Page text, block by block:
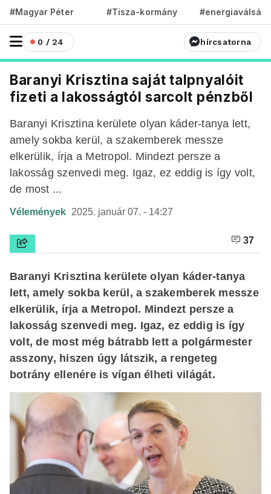
#Magyar Péter #Tisza-kormány #energiaválság
0 / 24 hírcsatorna
Baranyi Krisztina saját talpnyalóit
fizeti a lakosságtól sarcolt pénzből
Baranyi Krisztina kerülete olyan káder-tanya lett,
amely sokba kerül, a szakemberek messze
elkerülik, írja a Metropol. Mindezt persze a
lakosság szenvedi meg. Igaz, ez eddig is így volt,
de most ...
Vélemények 2025. január 07. - 14:27
37
Baranyi Krisztina kerülete olyan káder-tanya
lett, amely sokba kerül, a szakemberek messze
elkerülik, írja a Metropol. Mindezt persze a
lakosság szenvedi meg. Igaz, ez eddig is így
volt, de most még bátrabb lett a polgármester
asszony, hiszen úgy látszik, a rengeteg
botrány ellenére is vígan élheti világát.